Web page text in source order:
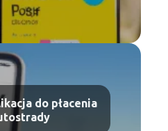
do płacenia